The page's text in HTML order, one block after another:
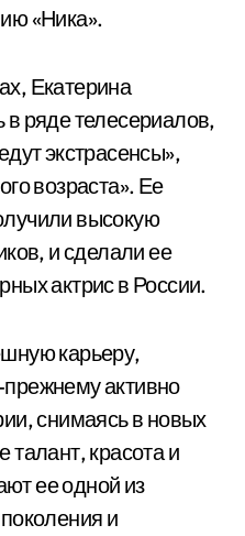
«Ника».
Екатерина
ряде телесериалов,
экстрасенсы»,
возраста». Ее
высокую
и сделали ее
актрис в России.
карьеру,
активно
снимаясь в новых
красота и
ее одной из
и